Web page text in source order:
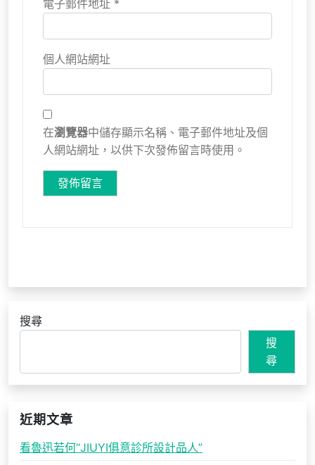
電子郵件地址 *
個人網站網址
在瀏覽器中儲存顯示名稱、電子郵件地址及個
人網站網址，以供下次發佈留言時使用。
搜尋
搜
尋
近期文章
看魯迅若何“JIUYI俱意診所設計品人”